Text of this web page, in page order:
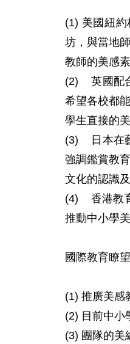
(1) 美國紐
坊，與當地
教師的美感素
(2)    英國配
希望各校都
學生直接的美
(3)    日本在
強調鑑賞教
文化的認識及
(4)    香港教
推動中小學
國際教育瞭
(1) 推廣美感
(2) 目前中小
(3) 團隊的美